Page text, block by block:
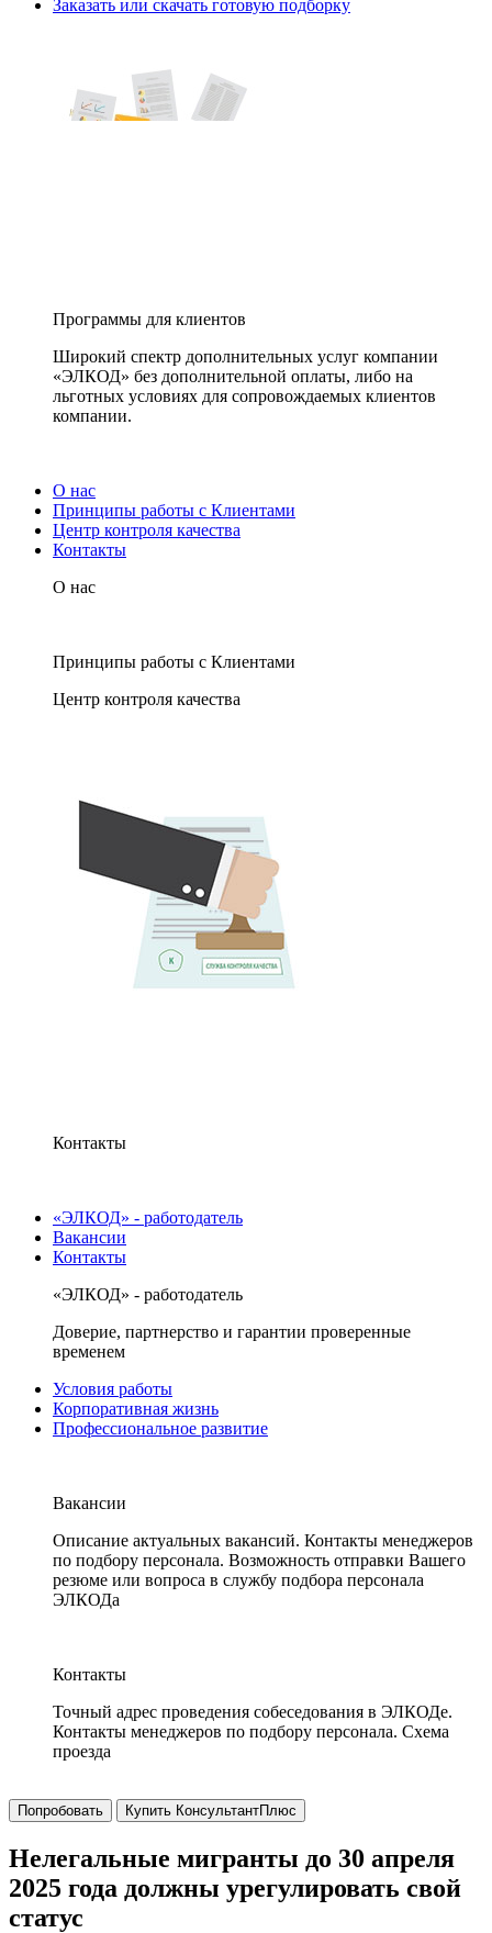
Заказать или скачать готовую подборку
Программы для клиентов
Широкий спектр дополнительных услуг компании
«ЭЛКОД» без дополнительной оплаты, либо на
льготных условиях для сопровождаемых клиентов
компании.
О нас
Принципы работы с Клиентами
Центр контроля качества
Контакты
О нас
Принципы работы с Клиентами
Центр контроля качества
Контакты
«ЭЛКОД» - работодатель
Вакансии
Контакты
«ЭЛКОД» - работодатель
Доверие, партнерство и гарантии проверенные
временем
Условия работы
Корпоративная жизнь
Профессиональное развитие
Вакансии
Описание актуальных вакансий. Контакты менеджеров
по подбору персонала. Возможность отправки Вашего
резюме или вопроса в службу подбора персонала
ЭЛКОДа
Контакты
Точный адрес проведения собеседования в ЭЛКОДе.
Контакты менеджеров по подбору персонала. Схема
проезда
Попробовать Купить КонсультантПлюс
Нелегальные мигранты до 30 апреля
2025 года должны урегулировать свой
статус